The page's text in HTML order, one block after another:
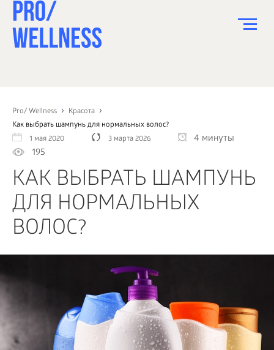
Pro/ Wellness
Красота
Как выбрать шампунь для нормальных волос?
1 мая 2020
3 марта 2026
4 минуты
195
КАК ВЫБРАТЬ ШАМПУНЬ
ДЛЯ НОРМАЛЬНЫХ
ВОЛОС?
СПОРТ
ЗДОРОВЬЕ
КРАСОТА
ПСИХОЛОГИЯ
ДЕТИ
ДОМ
КАК?